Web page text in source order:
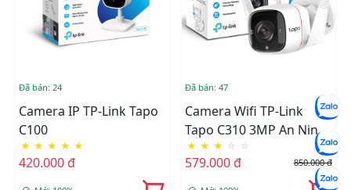
Đã bán: 24
Camera IP TP-Link Tapo
C100
★ ★ ★ ★ ★
420.000 đ
Đã bán: 47
Camera Wifi TP-Link
Tapo C310 3MP An Ninh
Ngoài Trời
★ ★ ★ ☆ ☆
579.000 đ 850.000 đ